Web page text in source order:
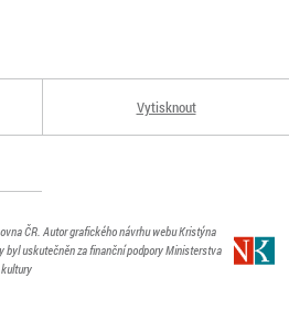
Vytisknout
ČR. Autor grafického návrhu webu Kristýna
byl uskutečněn za finanční podpory Ministerstva
kultury